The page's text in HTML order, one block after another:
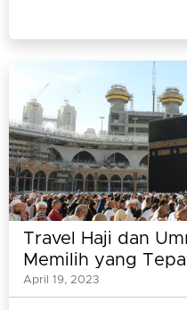
Travel Haji dan
Memilih yang
April 19, 2023